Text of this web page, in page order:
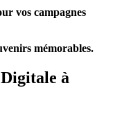
vos campagnes
mémorables.
à